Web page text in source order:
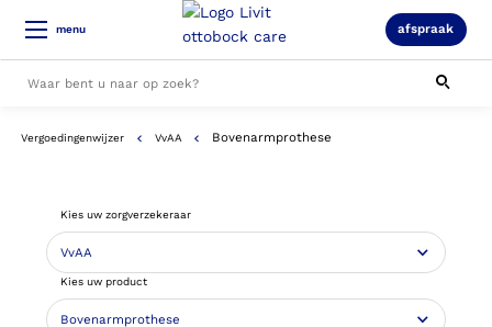
menu afspraak
Alle resultaten
Vergoedingenwijzer VvAA Bovenarmprothese
Kies uw zorgverzekeraar
Kies uw product